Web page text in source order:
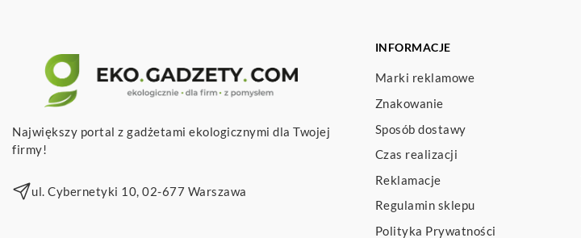
Największy portal z gadżetami ekologicznymi dla Twojej
firmy!
ul. Cybernetyki 10, 02-677 Warszawa
INFORMACJE
Marki reklamowe
Znakowanie
Sposób dostawy
Czas realizacji
Reklamacje
Regulamin sklepu
Polityka Prywatności